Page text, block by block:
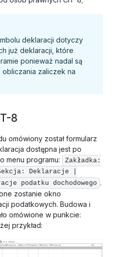
deklaracji dotyczy
już deklaracji, które
ponieważ nadal są
zaliczek na
8
omówiony został formularz
dostępna jest po
menu programu:
Zakładka:
Deklaracje |
podatku dochodowego .
zostanie okno
podatkowych. Budowa i
omówione w punkcie:
przykład: